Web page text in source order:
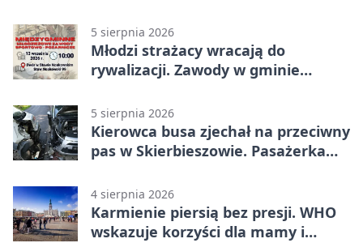
5 sierpnia 2026
Młodzi strażacy wracają do
rywalizacji. Zawody w gminie
5 sierpnia 2026
Kierowca busa zjechał na przeciwny
pas w Skierbieszowie. Pasażerka
4 sierpnia 2026
Karmienie piersią bez presji. WHO
wskazuje korzyści dla mamy i